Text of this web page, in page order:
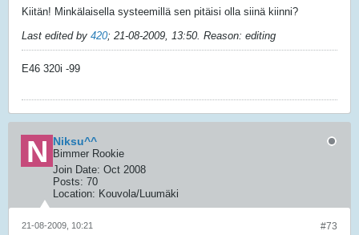
Kiitän! Minkälaisella systeemillä sen pitäisi olla siinä kiinni?
Last edited by 420; 21-08-2009, 13:50. Reason: editing
E46 320i -99
Niksu^^
Bimmer Rookie
Join Date: Oct 2008
Posts: 70
Location: Kouvola/Luumäki
#73
21-08-2009, 10:21